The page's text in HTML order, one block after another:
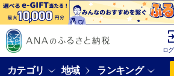
ロ
カテゴリ 地域 ランキング